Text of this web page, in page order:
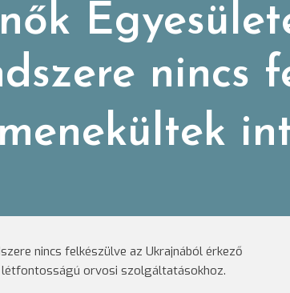
nincs
nincs felkészülve az Ukrajnából érkező
orvosi szolgáltatásokhoz.